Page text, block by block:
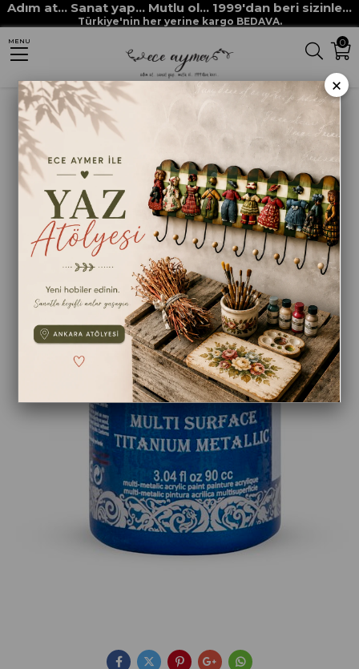
Adım at... Sanat yap... Mutlu ol... 1999'dan beri sizinle...
Türkiye'nin her yerine kargo BEDAVA.
0
MENU
Anasayfa HOBİ BOYALARI METALİK BOYALAR
MULTİ TİTANYUM METALİK MAVİ
×